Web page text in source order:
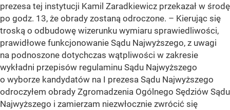
prezesa tej instytucji Kamil Zaradkiewicz przekazał w środę
po godz. 13, że obrady zostaną odroczone. – Kierując się
troską o odbudowę wizerunku wymiaru sprawiedliwości,
prawidłowe funkcjonowanie Sądu Najwyższego, z uwagi
na podnoszone dotychczas wątpliwości w zakresie
wykładni przepisów regulaminu Sądu Najwyższego
o wyborze kandydatów na I prezesa Sądu Najwyższego
odroczyłem obrady Zgromadzenia Ogólnego Sędziów Sądu
Najwyższego i zamierzam niezwłocznie zwrócić się